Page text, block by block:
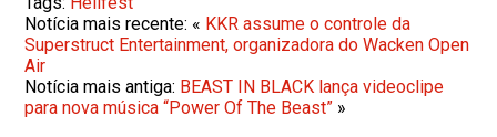
Notícia mais recente: « KKR assume o controle da
Superstruct Entertainment, organizadora do Wacken Open
Air
Notícia mais antiga: BEAST IN BLACK lança videoclipe
para nova música “Power Of The Beast” »